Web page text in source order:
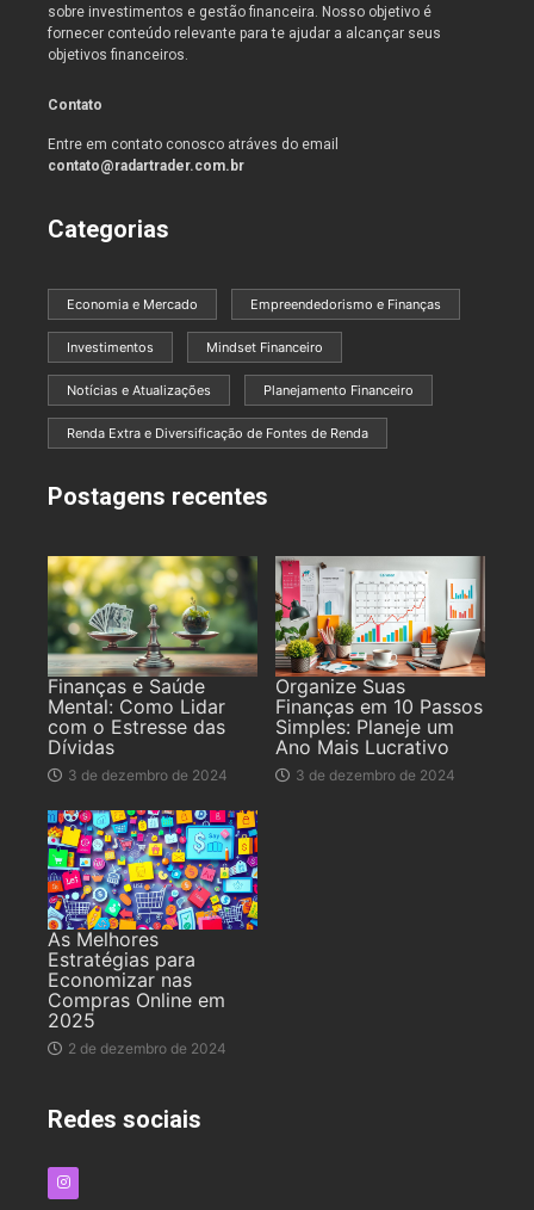
sobre investimentos e gestão financeira. Nosso objetivo é
fornecer conteúdo relevante para te ajudar a alcançar seus
objetivos financeiros.
Contato
Entre em contato conosco atráves do email
contato@radartrader.com.br
Categorias
Economia e Mercado Empreendedorismo e Finanças
Investimentos Mindset Financeiro
Notícias e Atualizações Planejamento Financeiro
Renda Extra e Diversificação de Fontes de Renda
Postagens recentes
Finanças e Saúde
Mental: Como Lidar
com o Estresse das
Dívidas
3 de dezembro de 2024
Organize Suas
Finanças em 10 Passos
Simples: Planeje um
Ano Mais Lucrativo
3 de dezembro de 2024
As Melhores
Estratégias para
Economizar nas
Compras Online em
2025
2 de dezembro de 2024
Redes sociais